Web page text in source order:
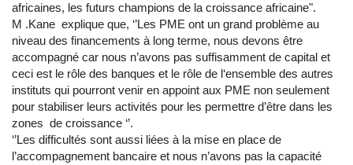
africaines, les futurs champions de la croissance africaine".
M .Kane explique que, ‘’Les PME ont un grand problème au
niveau des financements à long terme, nous devons être
accompagné car nous n’avons pas suffisamment de capital et
ceci est le rôle des banques et le rôle de l‘ensemble des autres
instituts qui pourront venir en appoint aux PME non seulement
pour stabiliser leurs activités pour les permettre d’être dans les
zones de croissance ‘’.
‘’Les difficultés sont aussi liées à la mise en place de
l’accompagnement bancaire et nous n’avons pas la capacité